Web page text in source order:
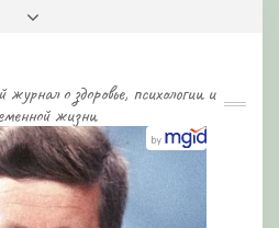
о здоровье, психологии и
жизни